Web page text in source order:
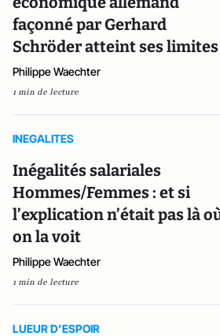
façonné par Gerhard
Schröder atteint ses limites
Philippe Waechter
1 min de lecture
INEGALITES
Inégalités salariales
Hommes/Femmes : et si
l’explication n’était pas là
on la voit
Philippe Waechter
1 min de lecture
LUEUR D’ESPOIR